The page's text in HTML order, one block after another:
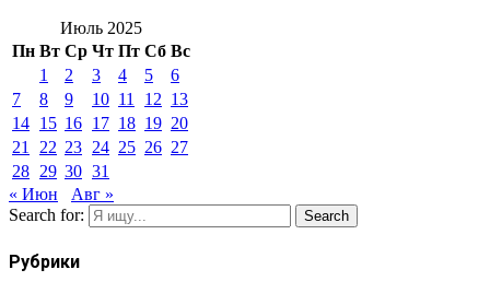
Июль 2025
Пн Вт Ср Чт Пт Сб Вс
1
2 3 4 5
6
7
8 9 10 11 12 13
14 15 16 17 18 19 20
21 22 23 24 25 26 27
28 29 30 31
« Июн
Авг »
Search for:
Search
Рубрики